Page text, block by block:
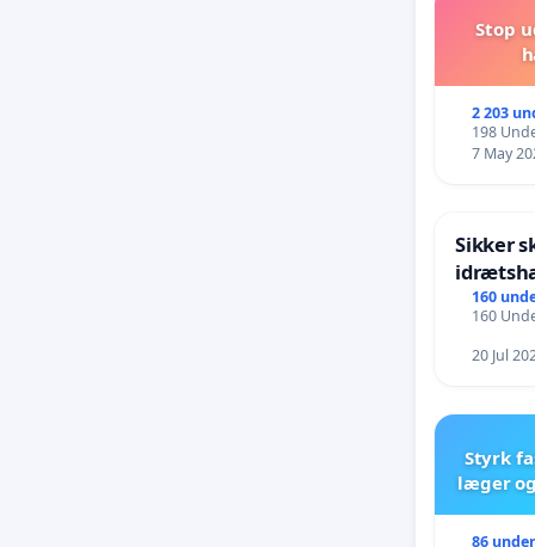
Stop
2 203
198
7 May
Sikker
160
160
20 Jul
Styrk
læger
86